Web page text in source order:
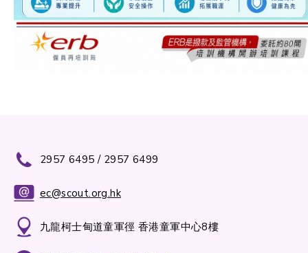
2957 6495 / 2957 6499
ec@scout.org.hk
九龍柯士甸道童軍徑 香港童軍中心8樓